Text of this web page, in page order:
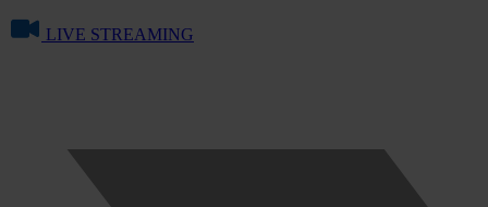
LIVE STREAMING